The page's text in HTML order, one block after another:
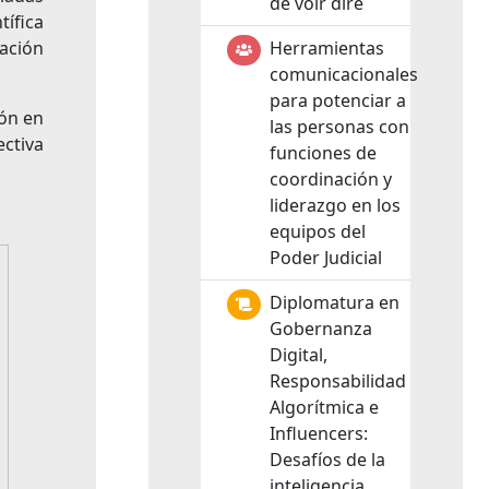
en
Herramientas
comunicacionales
para potenciar a
las personas con
funciones de
coordinación y
liderazgo en los
equipos del
Poder Judicial
Diplomatura en
Gobernanza
Digital,
Responsabilidad
Algorítmica e
Influencers:
Desafíos de la